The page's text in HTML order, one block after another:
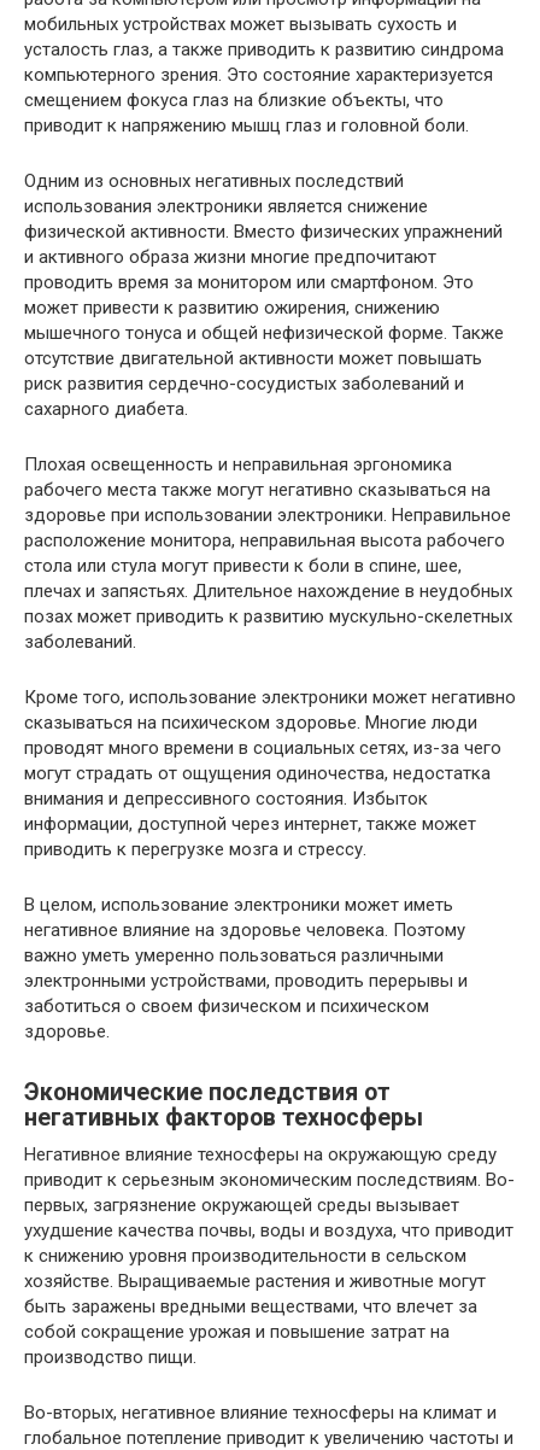
мобильных устройствах может вызывать сухость и
усталость глаз, а также приводить к развитию синдрома
компьютерного зрения. Это состояние характеризуется
смещением фокуса глаз на близкие объекты, что
приводит к напряжению мышц глаз и головной боли.
Одним из основных негативных последствий
использования электроники является снижение
физической активности. Вместо физических упражнений
и активного образа жизни многие предпочитают
проводить время за монитором или смартфоном. Это
может привести к развитию ожирения, снижению
мышечного тонуса и общей нефизической форме. Также
отсутствие двигательной активности может повышать
риск развития сердечно-сосудистых заболеваний и
сахарного диабета.
Плохая освещенность и неправильная эргономика
рабочего места также могут негативно сказываться на
здоровье при использовании электроники. Неправильное
расположение монитора, неправильная высота рабочего
стола или стула могут привести к боли в спине, шее,
плечах и запястьях. Длительное нахождение в неудобных
позах может приводить к развитию мускульно-скелетных
заболеваний.
Кроме того, использование электроники может негативно
сказываться на психическом здоровье. Многие люди
проводят много времени в социальных сетях, из-за чего
могут страдать от ощущения одиночества, недостатка
внимания и депрессивного состояния. Избыток
информации, доступной через интернет, также может
приводить к перегрузке мозга и стрессу.
В целом, использование электроники может иметь
негативное влияние на здоровье человека. Поэтому
важно уметь умеренно пользоваться различными
электронными устройствами, проводить перерывы и
заботиться о своем физическом и психическом
здоровье.
Экономические последствия от
негативных факторов техносферы
Негативное влияние техносферы на окружающую среду
приводит к серьезным экономическим последствиям. Во-
первых, загрязнение окружающей среды вызывает
ухудшение качества почвы, воды и воздуха, что приводит
к снижению уровня производительности в сельском
хозяйстве. Выращиваемые растения и животные могут
быть заражены вредными веществами, что влечет за
собой сокращение урожая и повышение затрат на
производство пищи.
Во-вторых, негативное влияние техносферы на климат и
глобальное потепление приводит к увеличению частоты и